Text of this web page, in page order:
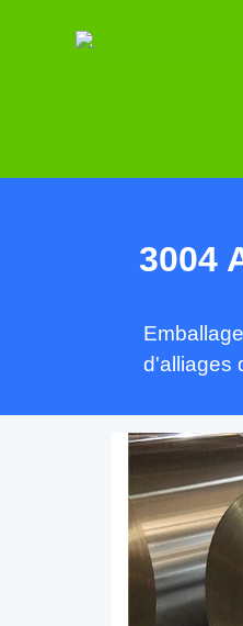
3004
d'alliages